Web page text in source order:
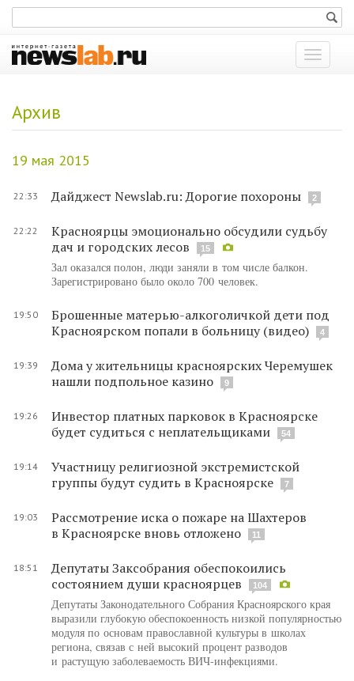
Показать
меню
Архив
19 мая 2015
22:33 Дайджест Newslab.ru: Дорогие похороны 2
22:22
Красноярцы эмоционально обсудили судьбу
дач и городских лесов
15
Зал оказался полон, люди заняли в том числе балкон.
Зарегистрировано было около 700 человек.
19:50
Брошенные матерью-алкоголичкой дети под
Красноярском попали в больницу (видео)
4
19:39
Дома у жительницы красноярских Черемушек
нашли подпольное казино
9
19:26
Инвестор платных парковок в Красноярске
будет судиться с неплательщиками
54
19:14
Участницу религиозной экстремистской
группы будут судить в Красноярске
7
19:03
Рассмотрение иска о пожаре на Шахтеров
в Красноярске вновь отложено
11
18:51
Депутаты Заксобрания обеспокоились
состоянием души красноярцев
104
Депутаты Законодательного Собрания Красноярского края
выразили глубокую обеспокоенность низкой популярностью
модуля по основам православной культуры в школах
региона, связав с ней высокий процент разводов
и растущую заболеваемость ВИЧ-инфекциями.